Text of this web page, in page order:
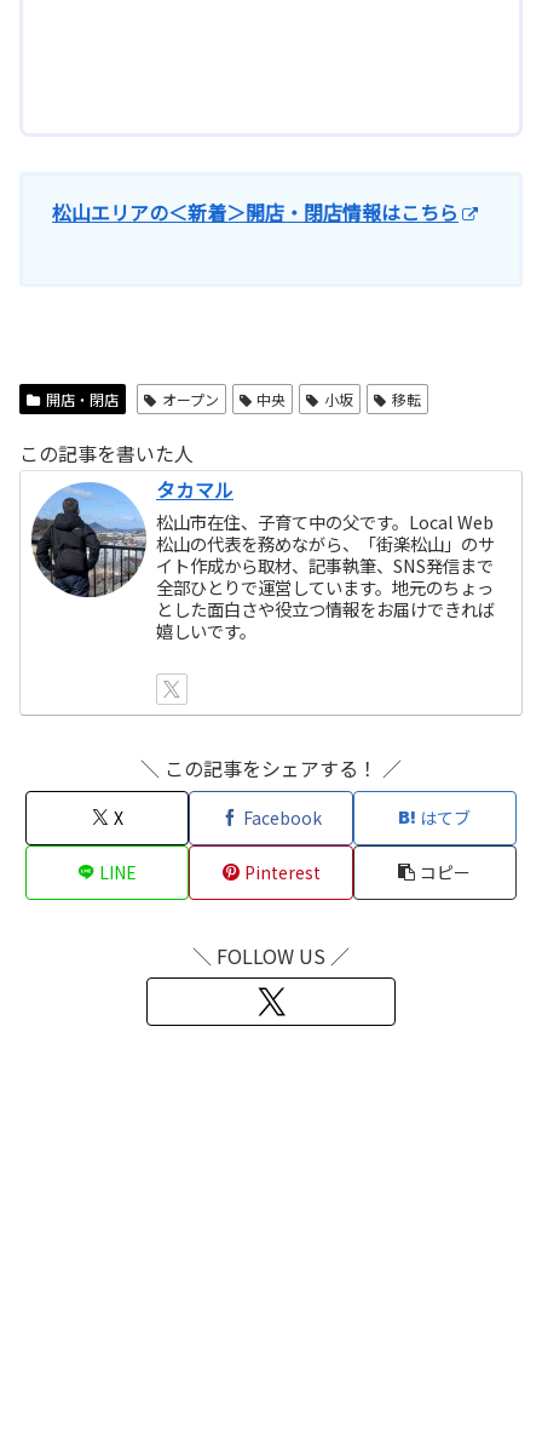
松山エリアの＜新着＞開店・閉店情報はこちら
開店・閉店 オープン 中央 小坂 移転
この記事を書いた人
タカマル
松山市在住、子育て中の父です。Local Web
松山の代表を務めながら、「街楽松山」のサ
イト作成から取材、記事執筆、SNS発信まで
全部ひとりで運営しています。地元のちょっ
とした面白さや役立つ情報をお届けできれば
嬉しいです。
＼ この記事をシェアする！ ／
X Facebook はてブ
LINE Pinterest コピー
＼ FOLLOW US ／